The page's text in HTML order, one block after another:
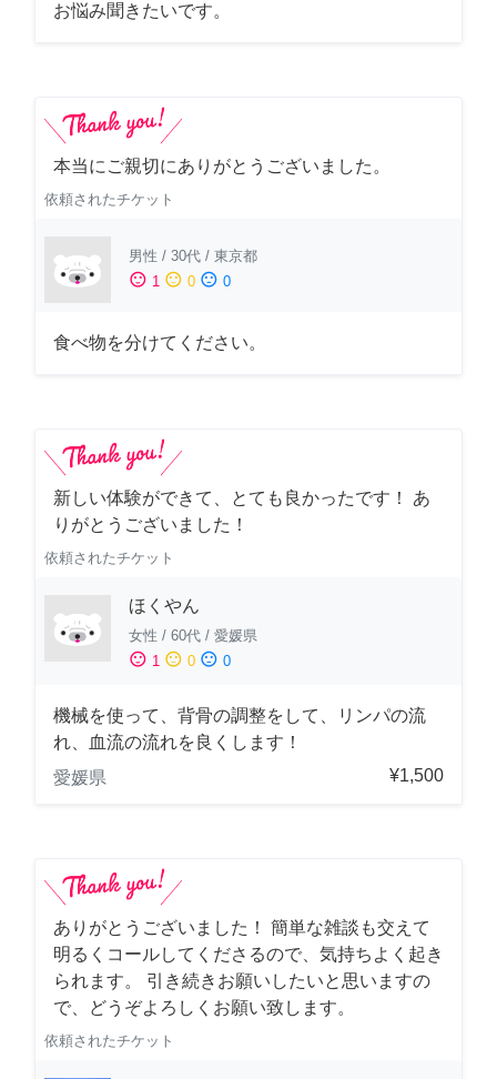
お悩み聞きたいです。
本当にご親切にありがとうございました。
依頼されたチケット
男性 / 30代 / 東京都
sentiment_satisfied 1 sentiment_neutral 0 sentiment_dissatisfied 0
食べ物を分けてください。
新しい体験ができて、とても良かったです！ あ
りがとうございました！
依頼されたチケット
ほくやん
女性 / 60代 / 愛媛県
sentiment_satisfied 1 sentiment_neutral 0 sentiment_dissatisfied 0
機械を使って、背骨の調整をして、リンパの流
れ、血流の流れを良くします！
愛媛県
¥1,500
ありがとうございました！ 簡単な雑談も交えて
明るくコールしてくださるので、気持ちよく起き
られます。 引き続きお願いしたいと思いますの
で、どうぞよろしくお願い致します。
依頼されたチケット